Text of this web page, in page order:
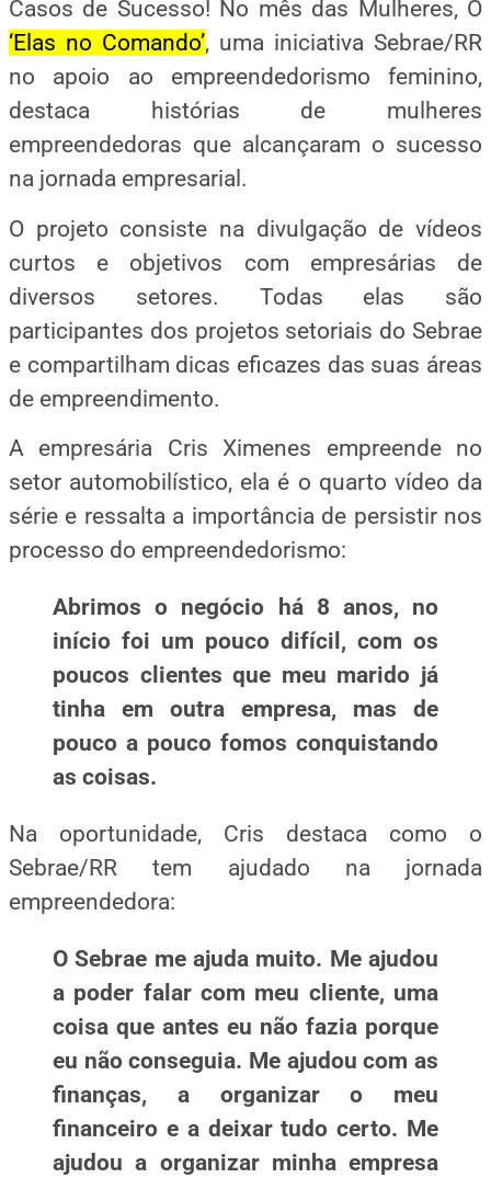
Casos de Sucesso! No mês das Mulheres, O
‘Elas no Comando’, uma iniciativa Sebrae/RR
no apoio ao empreendedorismo feminino,
destaca histórias de mulheres
empreendedoras que alcançaram o sucesso
na jornada empresarial.
O projeto consiste na divulgação de vídeos
curtos e objetivos com empresárias de
diversos setores. Todas elas são
participantes dos projetos setoriais do Sebrae
e compartilham dicas eficazes das suas áreas
de empreendimento.
A empresária Cris Ximenes empreende no
setor automobilístico, ela é o quarto vídeo da
série e ressalta a importância de persistir nos
processo do empreendedorismo:
Abrimos o negócio há 8 anos, no
início foi um pouco difícil, com os
poucos clientes que meu marido já
tinha em outra empresa, mas de
pouco a pouco fomos conquistando
as coisas.
Na oportunidade, Cris destaca como o
Sebrae/RR tem ajudado na jornada
empreendedora:
O Sebrae me ajuda muito. Me ajudou
a poder falar com meu cliente, uma
coisa que antes eu não fazia porque
eu não conseguia. Me ajudou com as
finanças, a organizar o meu
financeiro e a deixar tudo certo. Me
ajudou a organizar minha empresa